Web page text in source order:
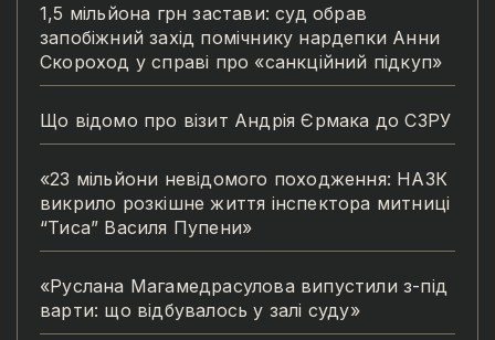
1,5 мільйона грн застави: суд обрав
запобіжний захід помічнику нардепки Анни
Скороход у справі про «санкційний підкуп»
Що відомо про візит Андрія Єрмака до СЗРУ
«23 мільйони невідомого походження: НАЗК
викрило розкішне життя інспектора митниці
“Тиса” Василя Пупени»
«Руслана Магамедрасулова випустили з-під
варти: що відбувалось у залі суду»